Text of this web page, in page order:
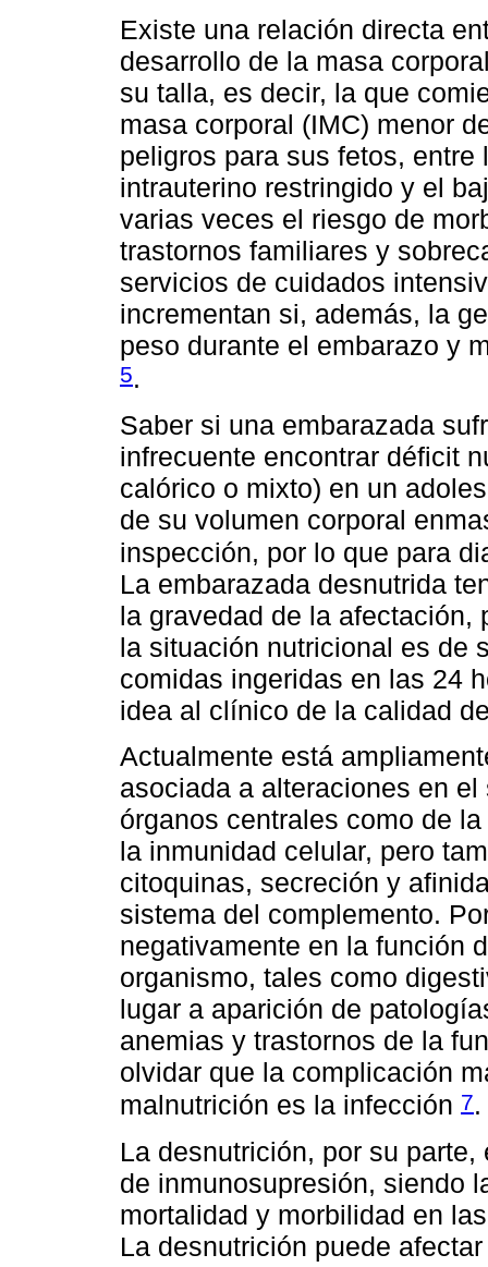
Existe una relación directa
desarrollo de la masa
su talla, es decir, la que
masa corporal (IMC) menor
peligros para sus fetos,
intrauterino restringido y el
varias veces el riesgo de
trastornos familiares y
servicios de cuidados
incrementan si, además, la
peso durante el embarazo y
5.
Saber si una embarazada
infrecuente encontrar déficit
calórico o mixto) en un
de su volumen corporal
inspección, por lo que para
La embarazada desnutrida
la gravedad de la afectación,
la situación nutricional es de
comidas ingeridas en las 24
idea al clínico de la calidad
Actualmente está
asociada a alteraciones en
órganos centrales como de
la inmunidad celular, pero
citoquinas, secreción y
sistema del complemento.
negativamente en la función
organismo, tales como
lugar a aparición de
anemias y trastornos de la
olvidar que la complicación
malnutrición es la infección 7.
La desnutrición, por su
de inmunosupresión, siendo
mortalidad y morbilidad en
La desnutrición puede